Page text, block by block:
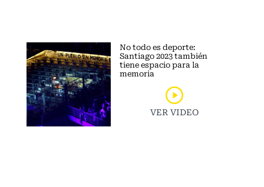
No todo es deporte:
Santiago 2023 también
tiene espacio para la
memoria
VER VIDEO